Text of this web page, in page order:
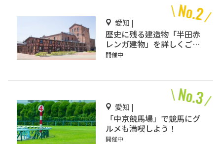
愛知 |
歴史に残る建造物「半田赤
レンガ建物」を詳しくご紹
介！
開催中
愛知 |
「中京競馬場」で競馬にグ
ルメも満喫しよう！
開催中